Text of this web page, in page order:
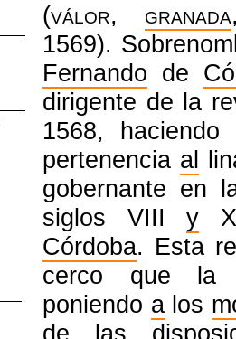
(válor, granada
1569).
Fernando de
dirigente de la
1568,
pertenencia al
gobernante en
siglos VIIIy
Córdoba. Esta
cerco que la
poniendo alos
de las